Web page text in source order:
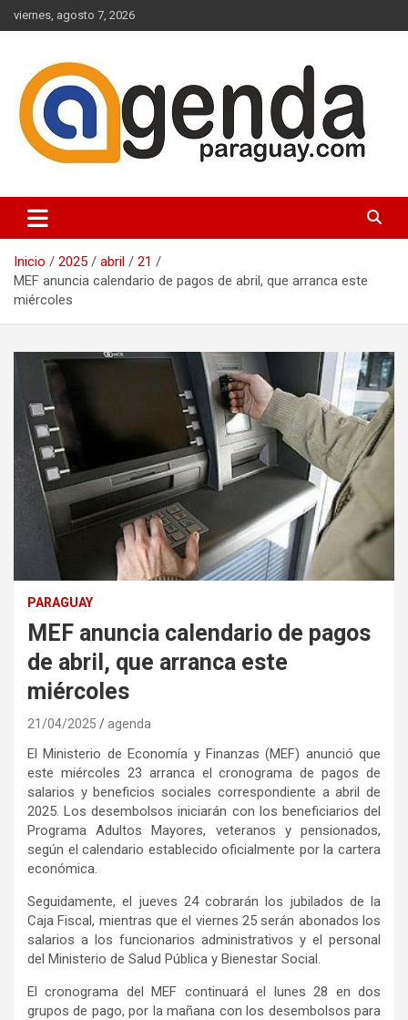
Saltar
al
viernes, agosto 7, 2026
Agenda Paraguay
Inicio 2025 abril
21
MEF anuncia calendario de pagos de abril, que arranca este
miércoles
PARAGUAY
MEF anuncia calendario de pagos
de abril, que arranca este
miércoles
21/04/2025 agenda
El Ministerio de Economía y Finanzas (MEF) anunció que
este miércoles 23 arranca el cronograma de pagos de
salarios y beneficios sociales correspondiente a abril de
2025. Los desembolsos iniciarán con los beneficiarios del
Programa Adultos Mayores, veteranos y pensionados,
según el calendario establecido oficialmente por la cartera
económica.
Seguidamente, el jueves 24 cobrarán los jubilados de la
Caja Fiscal, mientras que el viernes 25 serán abonados los
salarios a los funcionarios administrativos y el personal
del Ministerio de Salud Pública y Bienestar Social.
El cronograma del MEF continuará el lunes 28 en dos
grupos de pago, por la mañana con los desembolsos para